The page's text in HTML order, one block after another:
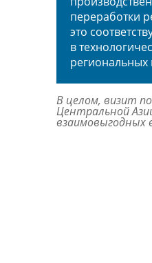
переработки
это
в
региональных
В целом, визит
Центральной
взаимовыгодных